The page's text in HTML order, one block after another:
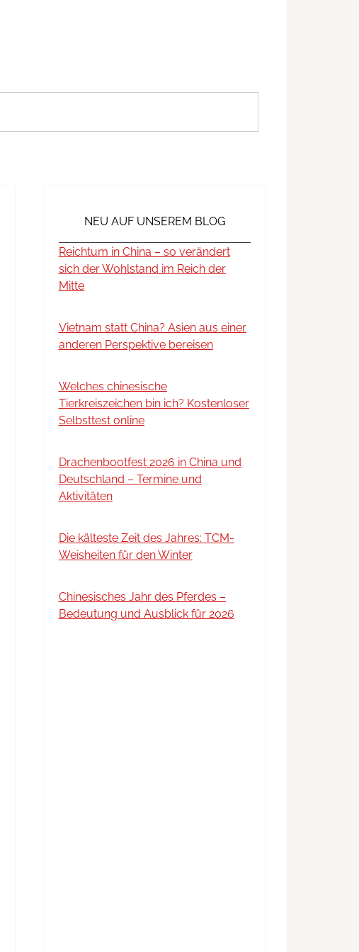
NEU AUF UNSEREM BLOG
Reichtum in China – so verändert
sich der Wohlstand im Reich der
Mitte
Vietnam statt China? Asien aus einer
anderen Perspektive bereisen
Welches chinesische
Tierkreiszeichen bin ich? Kostenloser
Selbsttest online
Drachenbootfest 2026 in China und
Deutschland – Termine und
Aktivitäten
Die kälteste Zeit des Jahres: TCM-
Weisheiten für den Winter
Chinesisches Jahr des Pferdes –
Bedeutung und Ausblick für 2026